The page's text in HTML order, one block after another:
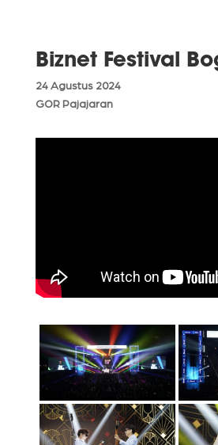
Biznet Festival
24 Agustus 2024
GOR Pajajaran